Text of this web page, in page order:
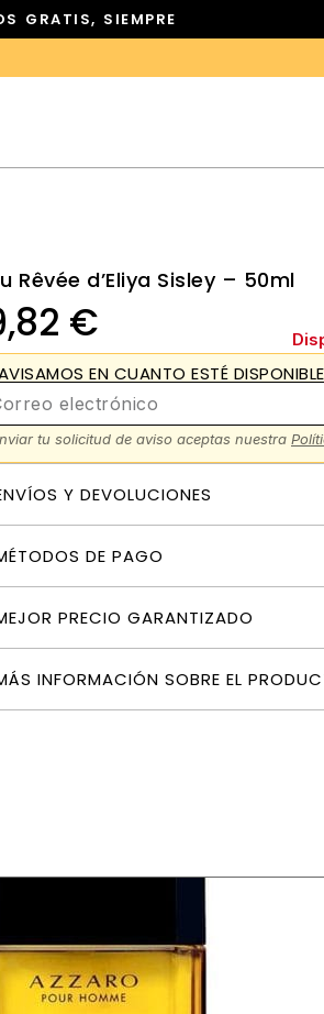
GRATIS, SIEMPRE
Rêvée d’Eliya Sisley – 50ml
€
EN CUANTO ESTÉ
tu solicitud de aviso aceptas nuestra
Y DEVOLUCIONES
DE PAGO
PRECIO GARANTIZADO
INFORMACIÓN SOBRE EL